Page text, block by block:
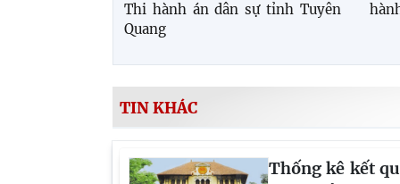
Thi hành án dân sự tỉnh Tuyên
Quang
TIN KHÁC
Thống kê kết